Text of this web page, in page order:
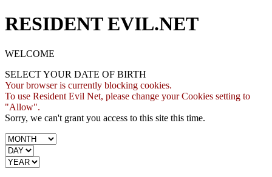
RESIDENT EVIL.NET
WELCOME
SELECT YOUR DATE OF BIRTH
Your browser is currently blocking cookies.
To use Resident Evil Net, please change your Cookies setting to
"Allow".
Sorry, we can't grant you access to this site this time.